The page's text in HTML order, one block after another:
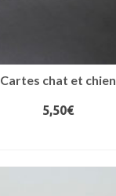
Cartes chat et chien
5,50€